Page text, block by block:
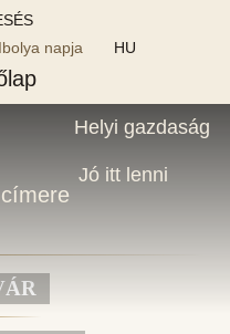
napja
HU
Helyi gazdaság
Jó itt lenni